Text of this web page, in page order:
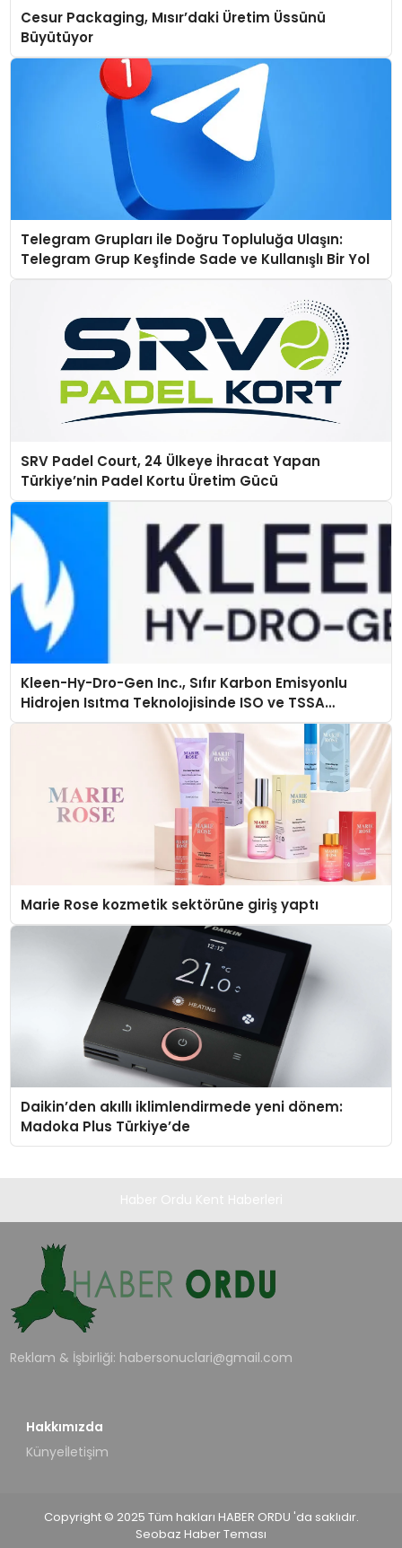
Cesur Packaging, Mısır’daki Üretim Üssünü
Büyütüyor
Telegram Grupları ile Doğru Topluluğa Ulaşın:
Telegram Grup Keşfinde Sade ve Kullanışlı Bir Yol
SRV Padel Court, 24 Ülkeye İhracat Yapan
Türkiye’nin Padel Kortu Üretim Gücü
Kleen-Hy-Dro-Gen Inc., Sıfır Karbon Emisyonlu
Hidrojen Isıtma Teknolojisinde ISO ve TSSA
Düzenleyici Onaylarını Aldı
Marie Rose kozmetik sektörüne giriş yaptı
Daikin’den akıllı iklimlendirmede yeni dönem:
Madoka Plus Türkiye’de
Reklam & İşbirliği: habersonuclari@gmail.com
Hakkımızda
Künyeİletişim
Copyright © 2025 Tüm hakları HABER ORDU 'da saklıdır.
Seobaz Haber Teması